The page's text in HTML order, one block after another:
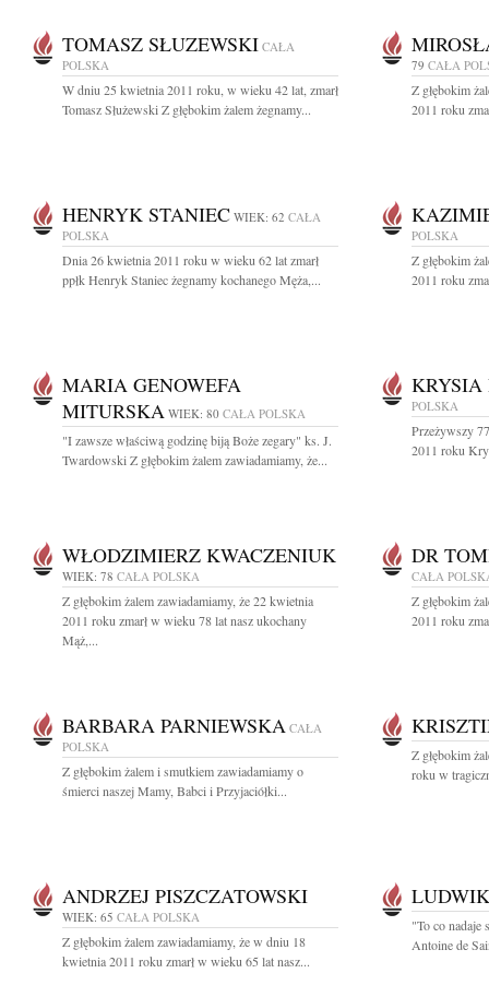
TOMASZ SŁUZEWSKI CAŁA
POLSKA
W dniu 25 kwietnia 2011 roku, w wieku 42 lat, zmarł
Tomasz Służewski Z głębokim żalem żegnamy...
79 CAŁA
Z głębokim
2011 roku
HENRYK STANIEC WIEK: 62 CAŁA
POLSKA
Dnia 26 kwietnia 2011 roku w wieku 62 lat zmarł
ppłk Henryk Staniec żegnamy kochanego Męża,...
POLSKA
Z głębokim
2011 roku
MARIA GENOWEFA
MITURSKA WIEK: 80 CAŁA POLSKA
"I zawsze właściwą godzinę biją Boże zegary" ks. J.
Twardowski Z głębokim żalem zawiadamiamy, że...
KRYSIA
POLSKA
Przeżywszy
2011 roku
WŁODZIMIERZ KWACZENIUK
WIEK: 78 CAŁA POLSKA
Z głębokim żalem zawiadamiamy, że 22 kwietnia
2011 roku zmarł w wieku 78 lat nasz ukochany
Mąż,...
DR
CAŁA
Z głębokim
2011 roku
BARBARA PARNIEWSKA CAŁA
POLSKA
Z głębokim żalem i smutkiem zawiadamiamy o
śmierci naszej Mamy, Babci i Przyjaciółki...
Z głębokim
roku w
ANDRZEJ PISZCZATOWSKI
WIEK: 65 CAŁA POLSKA
Z głębokim żalem zawiadamiamy, że w dniu 18
kwietnia 2011 roku zmarł w wieku 65 lat nasz...
"To co nadaje
Antoine de